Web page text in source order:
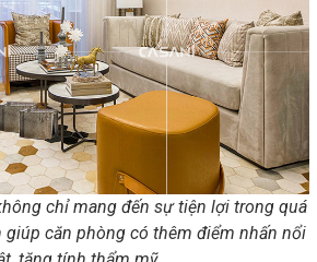
chỉ mang đến sự tiện lợi trong quá
căn phòng có thêm điểm nhấn nổi